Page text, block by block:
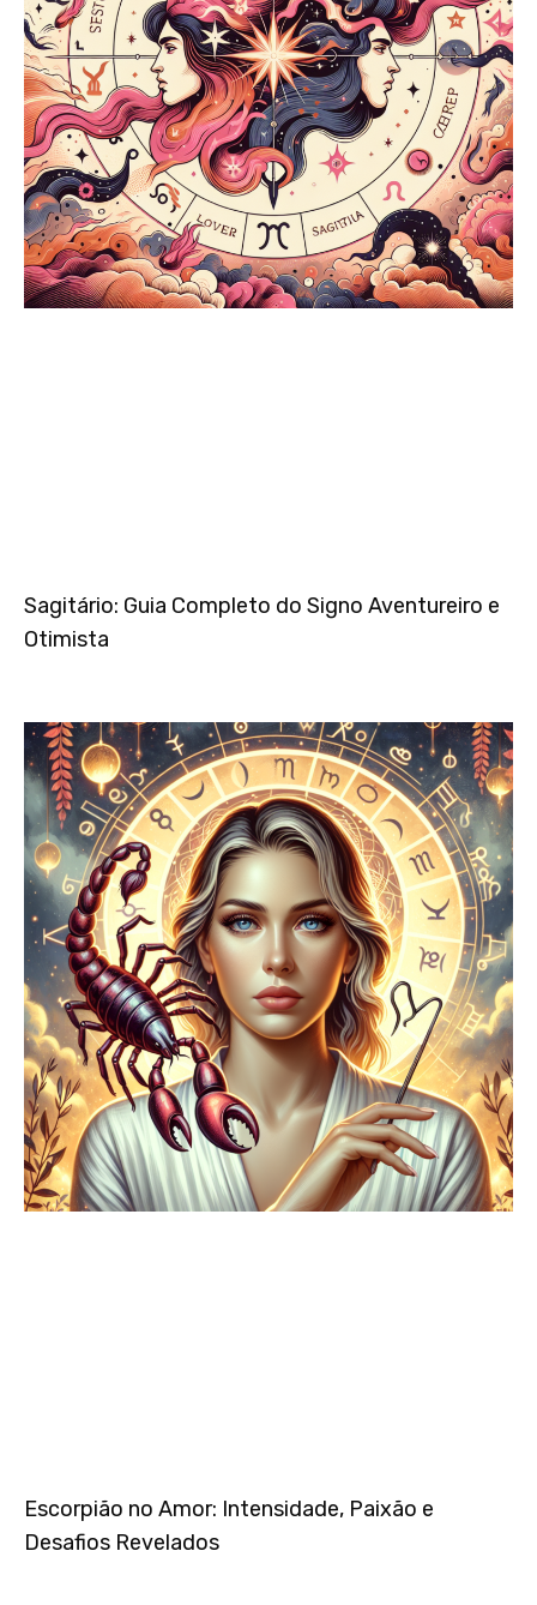
Sagitário: Guia Completo do Signo Aventureiro e
Otimista
Escorpião no Amor: Intensidade, Paixão e
Desafios Revelados